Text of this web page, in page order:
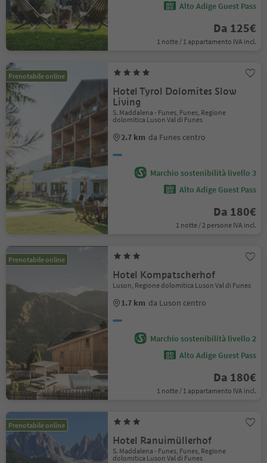
Alto Adige Guest Pass
Da 125€
1 notte / 1 appartamento IVA incl.
Prenotabile online
Hotel Tyrol Dolomites Slow
Living
S. Maddalena - Funes, Funes, Regione
dolomitica Luson Val di Funes
2.7 km da Funes centro
Marchio sostenibilità livello 3
Alto Adige Guest Pass
Da 180€
1 notte / 2 persone IVA incl.
Prenotabile online
Hotel Kompatscherhof
Luson, Regione dolomitica Luson Val di Funes
1.7 km da Luson centro
Marchio sostenibilità livello 2
Alto Adige Guest Pass
Da 180€
1 notte / 1 appartamento IVA incl.
Prenotabile online
Hotel Ranuimüllerhof
S. Maddalena - Funes, Funes, Regione
dolomitica Luson Val di Funes